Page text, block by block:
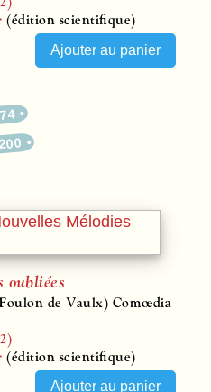
(édition scientifique)
200
oubliées
de Vaulx) Comœdia
(édition scientifique)